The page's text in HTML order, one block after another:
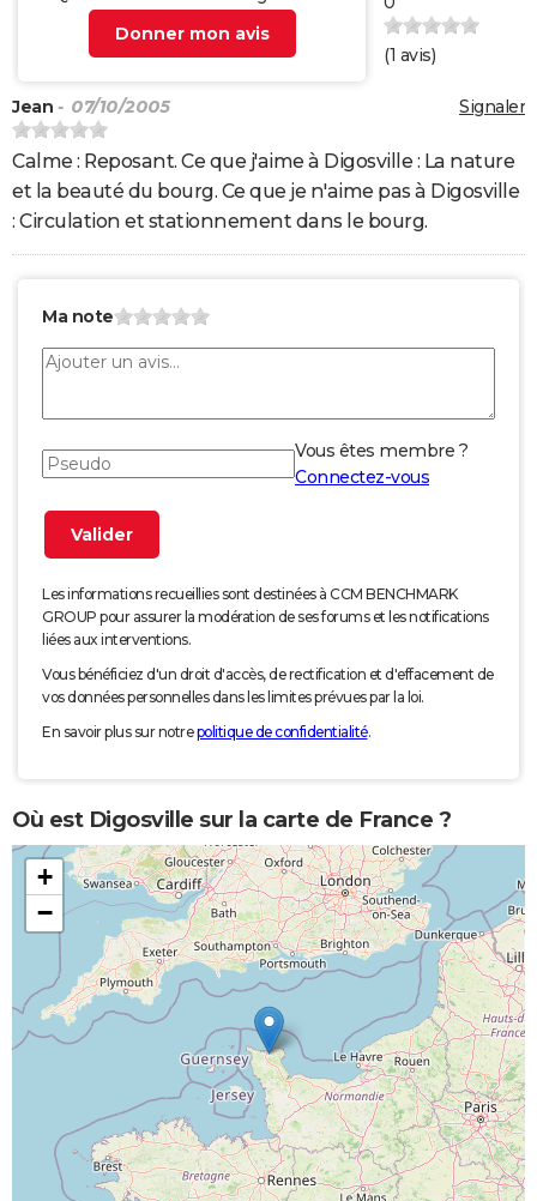
Donner mon avis
(1 avis)
Signaler
Jean - 07/10/2005
Calme : Reposant. Ce que j'aime à Digosville : La nature
et la beauté du bourg. Ce que je n'aime pas à Digosville
: Circulation et stationnement dans le bourg.
Ma note
Vous êtes membre ?
Connectez-vous
Les informations recueillies sont destinées à CCM BENCHMARK
GROUP pour assurer la modération de ses forums et les notifications
liées aux interventions.
Vous bénéficiez d'un droit d'accès, de rectification et d'effacement de
vos données personnelles dans les limites prévues par la loi.
En savoir plus sur notrepolitique de confidentialité.
Où est Digosville sur la carte de France ?
+
−